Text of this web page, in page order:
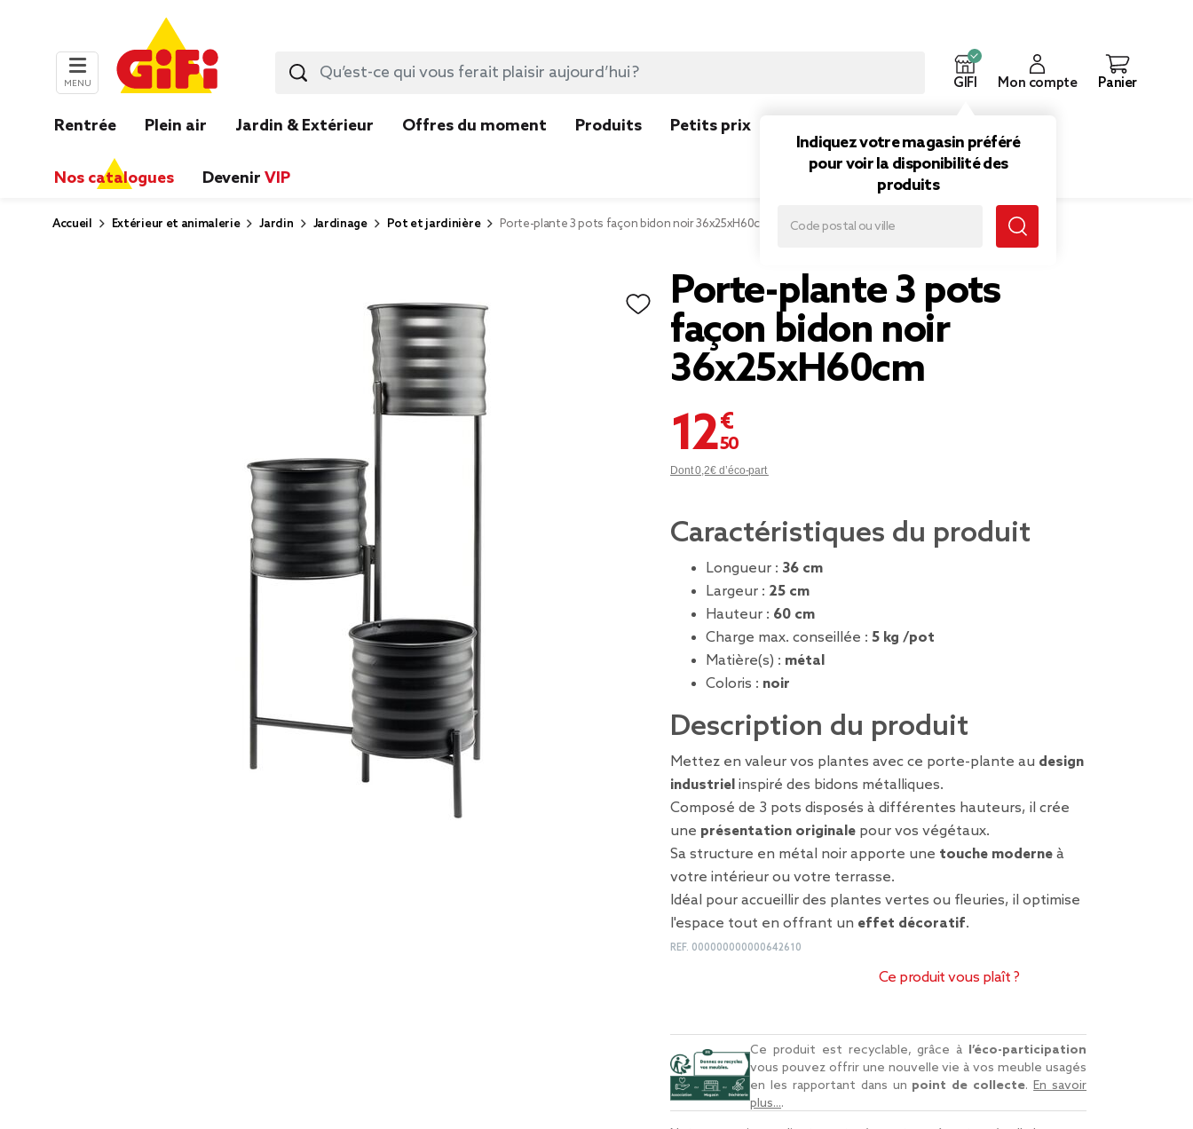
MENU GIFI
Indiquez votre magasin préféré
pour voir la disponibilité des
produits
Mon compte Panier
Rentrée Plein air Jardin & Extérieur Offres du moment Produits Petits prix
Nos catalogues Devenir VIP
Accueil Extérieur et animalerie Jardin Jardinage Pot et jardinière Porte-plante 3 pots façon bidon noir 36x25xH60cm
Porte-plante 3 pots
façon bidon noir
36x25xH60cm
12,50 €
Dont 0,2€ d’éco-part
Caractéristiques du produit
Longueur : 36 cm
Largeur : 25 cm
Hauteur : 60 cm
Charge max. conseillée : 5 kg /pot
Matière(s) : métal
Coloris : noir
Description du produit
Mettez en valeur vos plantes avec ce porte-plante au design
industriel inspiré des bidons métalliques.
Composé de 3 pots disposés à différentes hauteurs, il crée
une présentation originale pour vos végétaux.
Sa structure en métal noir apporte une touche moderne à
votre intérieur ou votre terrasse.
Idéal pour accueillir des plantes vertes ou fleuries, il optimise
l'espace tout en offrant un effet décoratif.
REF. 000000000000642610
Ce produit vous plaît ?
Ce produit est recyclable, grâce à l’éco-participation
vous pouvez offrir une nouvelle vie à vos meuble usagés
en les rapportant dans un point de collecte.En savoir
plus....